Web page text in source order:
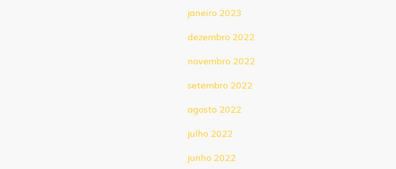
janeiro 2023
dezembro 2022
novembro 2022
setembro 2022
agosto 2022
julho 2022
junho 2022